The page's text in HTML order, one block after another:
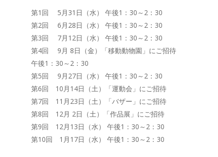
第1回 5月31日（水） 午後1：30～2：30
第2回 6月28日（水） 午後1：30～2：30
第3回 7月12日（水） 午後1：30～2：30
第4回 9月 8日（金）「移動動物園」にご招待
午後1：30～2：30
第5回 9月27日（水） 午後1：30～2：30
第6回 10月14日（土）「運動会」にご招待
第7回 11月23日（土）「バザー」にご招待
第8回 12月 2日（土）「作品展」にご招待
第9回 12月13日（水） 午後1：30～2：30
第10回 1月17日（水） 午後1：30～2：30